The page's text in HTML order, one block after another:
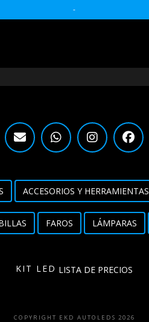
-
Accesorios y herramientas
Barras
Electrónica
ACCESORIOS Y HERRAMIENTAS
FAROS LÁMPARAS
KIT LED LISTA DE PRECIOS
COPYRIGHT EKD AUTOLEDS 2026